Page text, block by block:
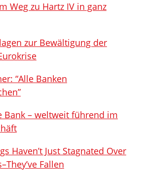
Weg zu Hartz IV in ganz
zur Bewältigung der
“Alle Banken
Bank – weltweit führend im
Haven’t Just Stagnated Over
Fallen